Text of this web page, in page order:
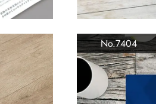
No.7404